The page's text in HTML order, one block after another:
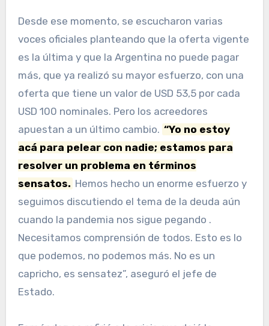
Desde ese momento, se escucharon varias
voces oficiales planteando que la oferta vigente
es la última y que la Argentina no puede pagar
más, que ya realizó su mayor esfuerzo, con una
oferta que tiene un valor de USD 53,5 por cada
USD 100 nominales. Pero los acreedores
apuestan a un último cambio. “Yo no estoy
acá para pelear con nadie; estamos para
resolver un problema en términos
sensatos. Hemos hecho un enorme esfuerzo y
seguimos discutiendo el tema de la deuda aún
cuando la pandemia nos sigue pegando .
Necesitamos comprensión de todos. Esto es lo
que podemos, no podemos más. No es un
capricho, es sensatez”, aseguró el jefe de
Estado.